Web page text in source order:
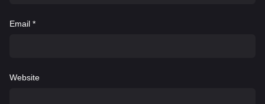
Email *
Website